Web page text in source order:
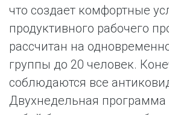
что создает комфортные
продуктивного рабочего
рассчитан на
группы до 20 человек.
соблюдаются все
Двухнедельная программа